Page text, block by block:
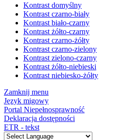
Kontrast domyślny
Kontrast czarno-biały
Kontrast biało-czarny
Kontrast żółto-czarny
Kontrast czarno-żółty
Kontrast czarno-zielony
Kontrast zielono-czarny
Kontrast żółto-niebieski
Kontrast niebiesko-żółty
Zamknij menu
Język migowy
Portal Niepełnosprawność
Deklaracja dostępności
ETR - tekst